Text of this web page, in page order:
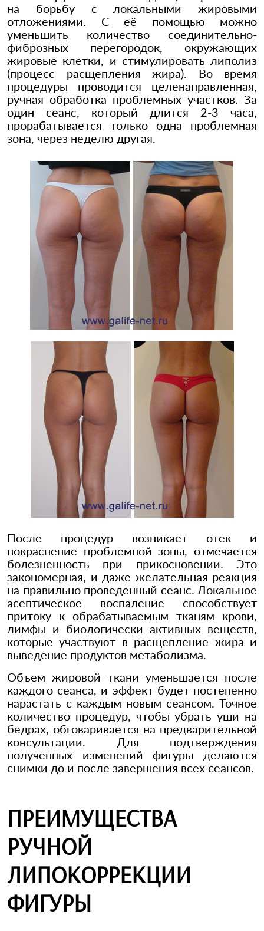
на борьбу с локальными жировыми
отложениями. С её помощью можно
уменьшить количество соединительно-
фиброзных перегородок, окружающих
жировые клетки, и стимулировать липолиз
(процесс расщепления жира). Во время
процедуры проводится целенаправленная,
ручная обработка проблемных участков. За
один сеанс, который длится 2-3 часа,
прорабатывается только одна проблемная
зона, через неделю другая.
После процедур возникает отек и
покраснение проблемной зоны, отмечается
болезненность при прикосновении. Это
закономерная, и даже желательная реакция
на правильно проведенный сеанс. Локальное
асептическое воспаление способствует
притоку к обрабатываемым тканям крови,
лимфы и биологически активных веществ,
которые участвуют в расщепление жира и
выведение продуктов метаболизма.
Объем жировой ткани уменьшается после
каждого сеанса, и эффект будет постепенно
нарастать с каждым новым сеансом. Точное
количество процедур, чтобы убрать уши на
бедрах, обговаривается на предварительной
консультации. Для подтверждения
полученных изменений фигуры делаются
снимки до и после завершения всех сеансов.
ПРЕИМУЩЕСТВА
РУЧНОЙ
ЛИПОКОРРЕКЦИИ
ФИГУРЫ